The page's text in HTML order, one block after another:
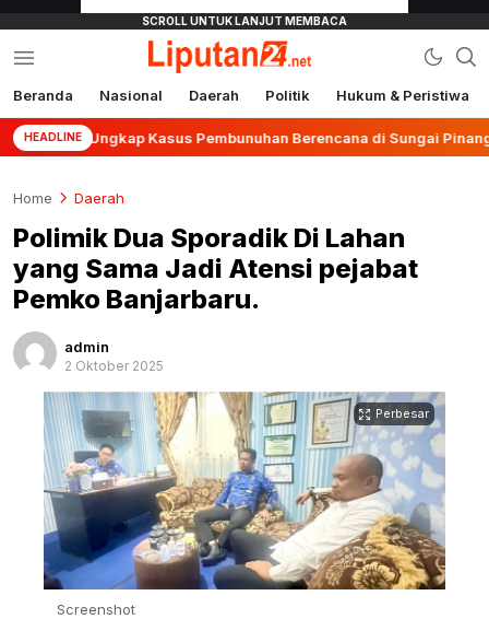
liputan24.net
Beranda Nasional Daerah Politik Hukum & Peristiwa
HEADLINE
Ungkap Kasus Pembunuhan Berencana di Sungai Pinang
Home Daerah
Polimik Dua Sporadik Di Lahan
yang Sama Jadi Atensi pejabat
Pemko Banjarbaru.
admin
2 Oktober 2025
Perbesar
Screenshot